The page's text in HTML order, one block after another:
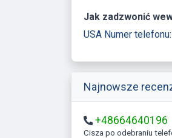
Jak zadzwonić
USA Numer telefonu:
Najnowsze
+48664640196
Cisza po odebraniu